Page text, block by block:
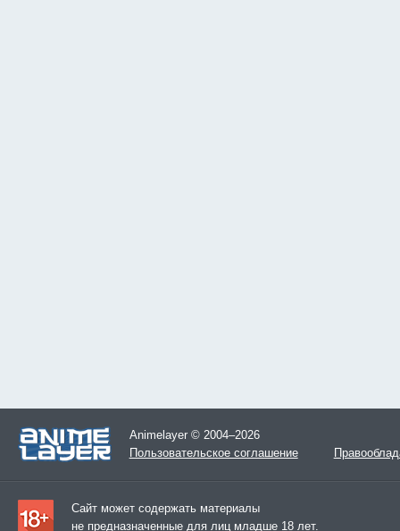
Animelayer © 2004–2026
Пользовательское соглашение
Сайт может содержать материалы
не предназначенные для лиц младше 18 лет.